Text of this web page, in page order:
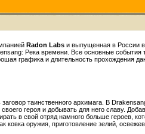
Radon Labs и выпущенная в России в
Река времени. Все основные события
графика и длительность прохождения
таинственного архимага. В
героя и добывать для него славу.
в свой отряд намного больше героев,
ковка оружия, приготовление зелий,